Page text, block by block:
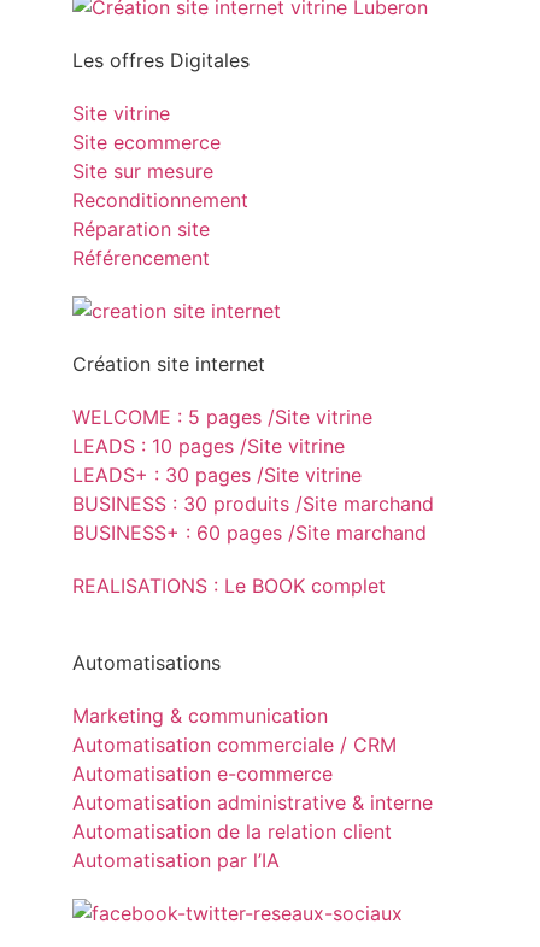
Les offres Digitales
Site vitrine
Site ecommerce
Site sur mesure
Reconditionnement
Réparation site
Référencement
Création site internet
WELCOME : 5 pages /Site vitrine
LEADS : 10 pages /Site vitrine
LEADS+ : 30 pages /Site vitrine
BUSINESS : 30 produits /Site marchand
BUSINESS+ : 60 pages /Site marchand
REALISATIONS : Le BOOK complet
Automatisations
Marketing & communication
Automatisation commerciale / CRM
Automatisation e-commerce
Automatisation administrative & interne
Automatisation de la relation client
Automatisation par l’IA